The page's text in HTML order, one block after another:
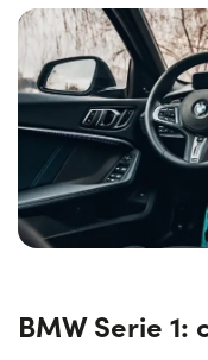
con regolazioni
pregiato. Insomma,
uno dei pregi
digitali etanti
control adattivo e il
Riassumendo, i
l’attenzione al
del marchio.
massimizzare il
spazio più ampio
BMW Serie